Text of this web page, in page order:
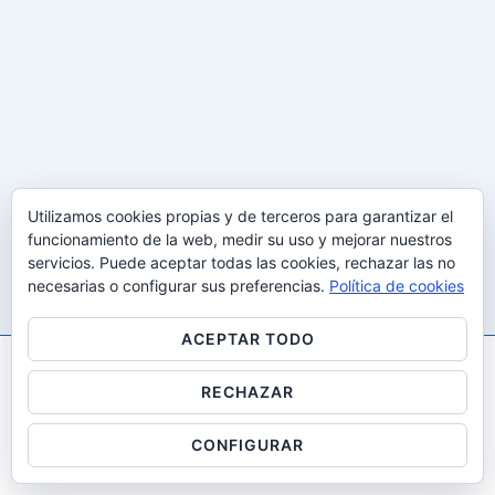
Gestalt i desenvolupaMENT: All Rights
Reserved| Funciona conTema Responsive
Utilizamos cookies propias y de terceros para garantizar el
funcionamiento de la web, medir su uso y mejorar nuestros
servicios. Puede aceptar todas las cookies, rechazar las no
necesarias o configurar sus preferencias. Política de cookies
ACEPTAR TODO
RECHAZAR
CONFIGURAR